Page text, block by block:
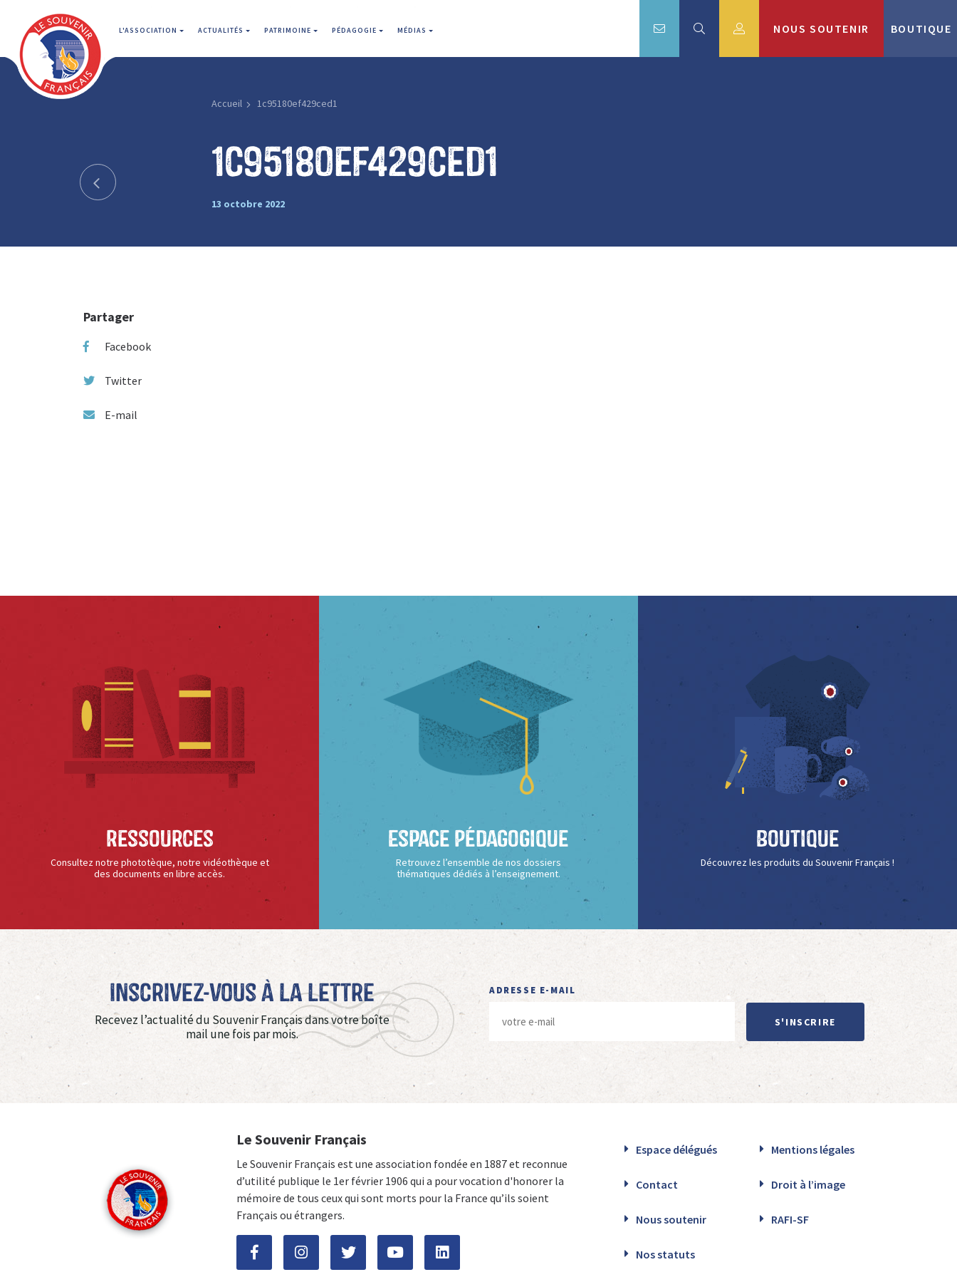
L'ASSOCIATION ACTUALITÉS PATRIMOINE PÉDAGOGIE MÉDIAS NOUS SOUTENIR BOUTIQUE
Accueil 1c95180ef429ced1
1c95180ef429ced1
13 octobre 2022
Partager
Facebook
Twitter
E-mail
Ressources
Consultez notre phototèque, notre vidéothèque et
des documents en libre accès.
Espace Pédagogique
Retrouvez l’ensemble de nos dossiers
thématiques dédiés à l’enseignement.
Boutique
Découvrez les produits du Souvenir Français !
Inscrivez-vous à La Lettre
Recevez l’actualité du Souvenir Français dans votre boîte
mail une fois par mois.
ADRESSE E-MAIL
S'INSCRIRE
Le Souvenir Français
Le Souvenir Français est une association fondée en 1887 et reconnue
d’utilité publique le 1er février 1906 qui a pour vocation d'honorer la
mémoire de tous ceux qui sont morts pour la France qu’ils soient
Français ou étrangers.
Espace délégués Mentions légales
Contact Droit à l’image
Nous soutenir RAFI-SF
Nos statuts